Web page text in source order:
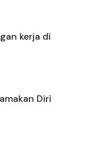
kerja di
Diri